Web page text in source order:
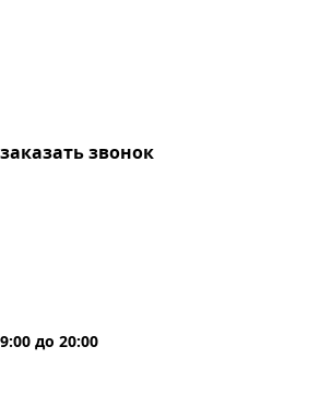
заказать звонок
9:00 до 20:00